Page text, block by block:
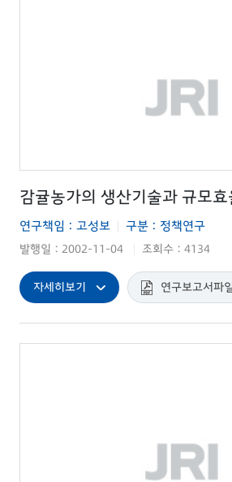
감귤농가의 생산기술과 규모
연구책임 : 고성보 구분 : 정책연구
발행일 : 2002-11-04 조회수 : 4134
자세히보기 연구보고서파